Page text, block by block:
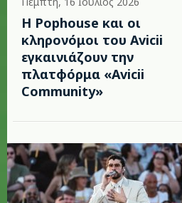
Η Pophouse και οι
κληρονόμοι του Avicii
εγκαινιάζουν την
πλατφόρμα «Avicii
Community»